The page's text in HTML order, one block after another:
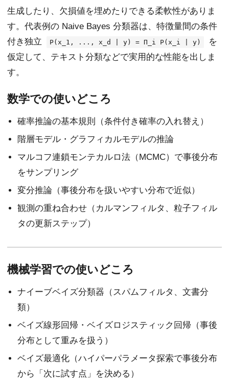
生成したり、欠損値を埋めたりできる柔軟性がありま
す。代表例の Naive Bayes 分類器は、特徴量間の条件
付き独立
P(x_1, ..., x_d | y) = Π_i P(x_i | y)
を
仮定して、テキスト分類などで実用的な性能を出しま
す。
数学での使いどころ
確率推論の基本規則（条件付き確率の入れ替え）
階層モデル・グラフィカルモデルの推論
マルコフ連鎖モンテカルロ法（MCMC）で事後分布
をサンプリング
変分推論（事後分布を扱いやすい分布で近似）
観測の重ね合わせ（カルマンフィルタ、粒子フィル
タの更新ステップ）
機械学習での使いどころ
ナイーブベイズ分類器（スパムフィルタ、文書分
類）
ベイズ線形回帰・ベイズロジスティック回帰（事後
分布として重みを扱う）
ベイズ最適化（ハイパーパラメータ探索で事後分布
から「次に試す点」を決める）